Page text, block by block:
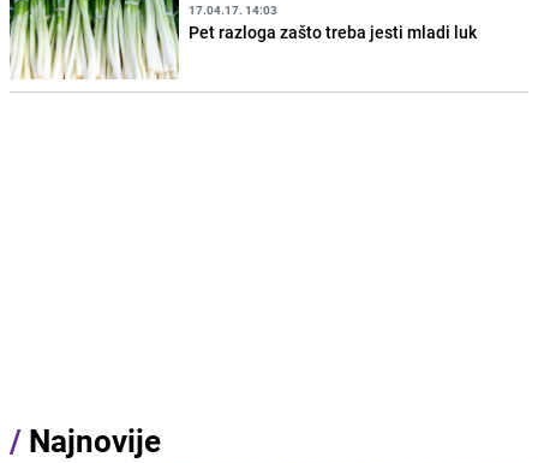
17.04.17. 14:03
Pet razloga zašto treba jesti mladi luk
/ Najnovije